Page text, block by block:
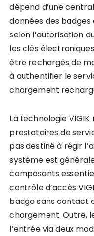
dépend d’une
données des badges
selon l’autorisation
les clés
être rechargés de
à authentifier le
chargement
La technologie
prestataires de
pas destiné à régir
système est
composants
contrôle d’accès
badge sans contact
chargement. Outre,
l’entrée via deux